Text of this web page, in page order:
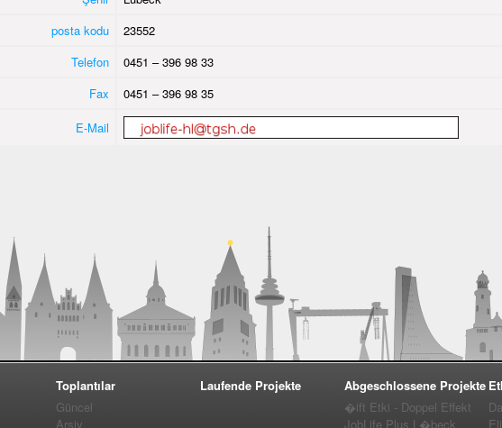
posta kodu
23552
Telefon
0451 – 396 98 33
Fax
0451 – 396 98 35
E-Mail
Toplantılar
Güncel
Arşiv
Laufende Projekte
Abgeschlossene Projekte
�ift Etki - Doppel Effekt
JobLife Plus L�beck